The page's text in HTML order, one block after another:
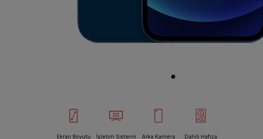
Ekran Boyutu İşletim Sistemi Arka Kamera Dahili Hafıza